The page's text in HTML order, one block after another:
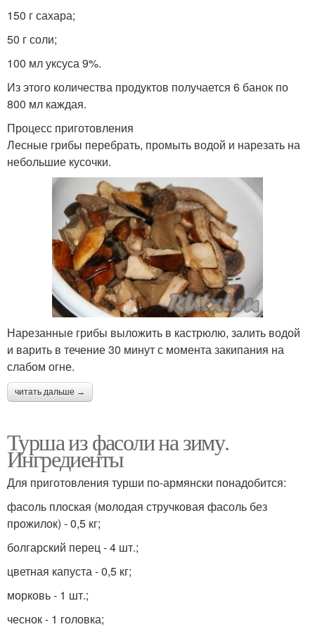
150 г сахара;
50 г соли;
100 мл уксуса 9%.
Из этого количества продуктов получается 6 банок по
800 мл каждая.
Процесс приготовления
Лесные грибы перебрать, промыть водой и нарезать на
небольшие кусочки.
Нарезанные грибы выложить в кастрюлю, залить водой
и варить в течение 30 минут с момента закипания на
слабом огне.
читать дальше →
Турша из фасоли на зиму.
Ингредиенты
Для приготовления турши по-армянски понадобится:
фасоль плоская (молодая стручковая фасоль без
прожилок) - 0,5 кг;
болгарский перец - 4 шт.;
цветная капуста - 0,5 кг;
морковь - 1 шт.;
чеснок - 1 головка;